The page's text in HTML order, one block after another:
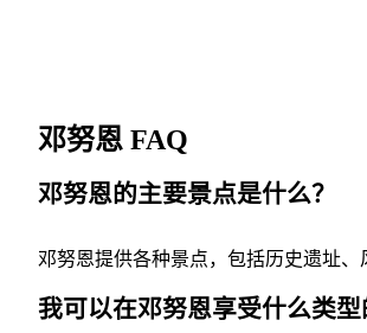
邓努恩 FAQ
邓努恩的主要景点是什么？
邓努恩提供各种景点，包括历史遗址
我可以在邓努恩享受什么类型